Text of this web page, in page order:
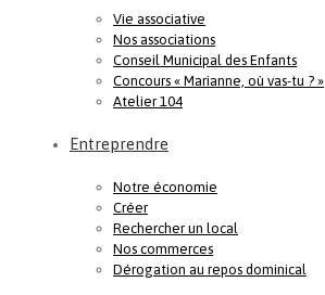
Vie associative
Nos associations
Conseil Municipal des Enfants
Concours « Marianne, où vas-tu ? »
Atelier 104
Entreprendre
Notre économie
Créer
Rechercher un local
Nos commerces
Dérogation au repos dominical